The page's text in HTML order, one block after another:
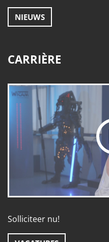
NIEUWS
CARRIÈRE
Solliciteer nu!